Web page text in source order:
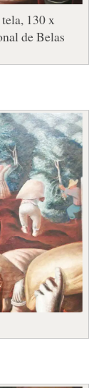
130 x
de Belas